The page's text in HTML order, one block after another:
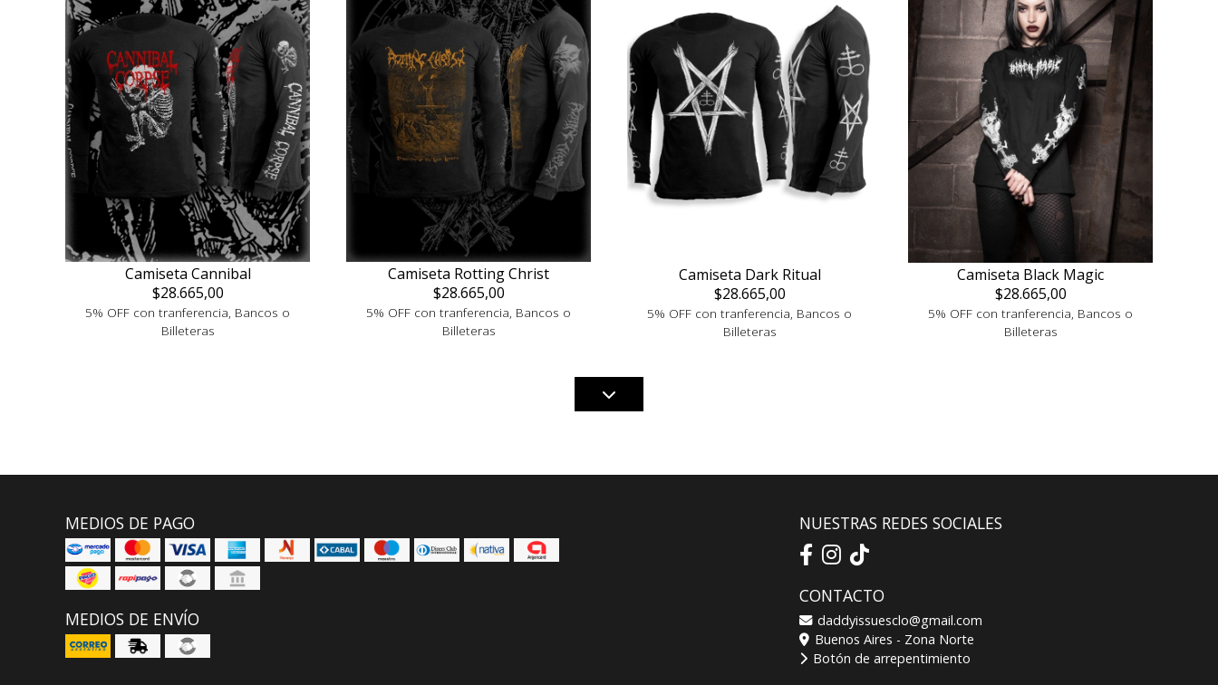
Camiseta Cannibal
$28.665,00
5% OFF con tranferencia, Bancos o
Billeteras
Camiseta Rotting Christ
$28.665,00
5% OFF con tranferencia, Bancos o
Billeteras
Camiseta Dark Ritual
$28.665,00
5% OFF con tranferencia, Bancos o
Billeteras
Camiseta Black Magic
$28.665,00
5% OFF con tranferencia, Bancos o
Billeteras
MEDIOS DE PAGO
MEDIOS DE ENVÍO
NUESTRAS REDES SOCIALES
CONTACTO
daddyissuesclo@gmail.com
Buenos Aires - Zona Norte
Botón de arrepentimiento